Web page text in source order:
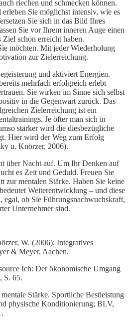
riechen und schmecken können.
Sie möglichst intensiv, wie es
Sie sich in das Bild Ihres
Sie vor Ihrem inneren Auge einen
schon erreicht haben.
möchten. Mit jeder Wiederholung
zur Zielerreichung.
und aktiviert Energien.
mehrfach erfolgreich erlebt
Sie wirken im Sinne sich selbst
in die Gegenwart zurück. Das
Zielerreichung ist ein
Je öfter man sich in
stärker wird die diesbezügliche
Hier wird der Weg zum Erfolg
u. Knörzer, 2006).
über Nacht auf. Um Ihr Denken auf
es Zeit und Geduld. Freuen Sie
zur mentalen Stärke. Haben Sie keine
Weiterentwicklung – und diese
egal, ob Sie Führungsnachwuchskraft,
Unternehmer sind.
W. (2006): Integratives
& Meyer, Aachen.
Ich: Der ökonomische Umgang
S. 65.
Stärke. Sportliche Bestleistung
physische Konditionierung; BLV,